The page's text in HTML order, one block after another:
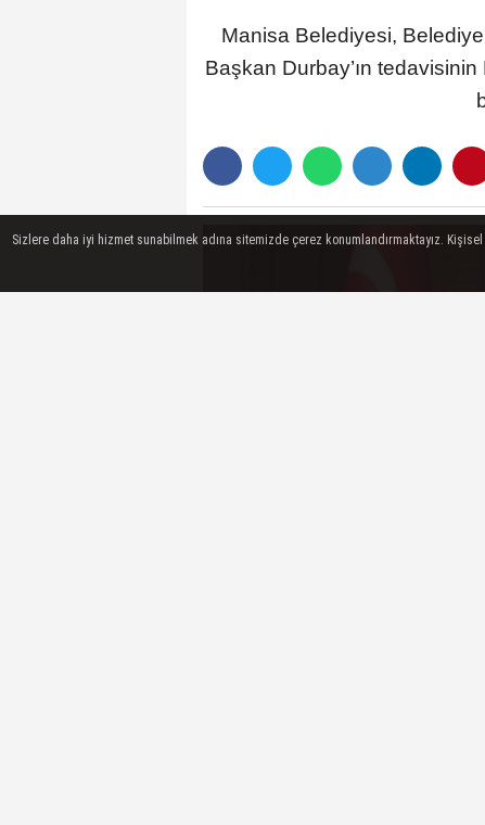
Manisa Belediyesi, Belediye
Başkan Durbay’ın
Sizlere daha iyi hizmet sunabilmek adına sitemizde çerez konumlandırmaktayız.